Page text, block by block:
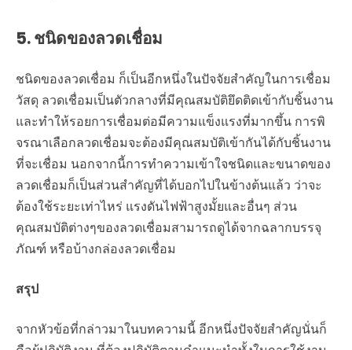
5. ชนิดของลวดเชื่อม
ชนิดของลวดเชื่อม ก็เป็นอีกหนึ่งในปัจจัยสำคัญในการเชื่อม
วัสดุ ลวดเชื่อมเป็นตัวกลางที่มีคุณสมบัติยึดติดเข้ากับชิ้นงาน
และทำให้รอยการเชื่อมต่อมีความแข็งแรงที่มากขึ้น การพิ
จรณาเลือกลวดเชื่อมจะต้องมีคุณสมบัติเข้ากันได้กับชิ้นงาน
ที่จะเชื่อม นอกจากนี้การทำความเข้าใจชนิดและขนาดของ
ลวดเชื่อมก็เป็นส่วนสำคัญที่ได้บอกไปในข้างต้นแล้ว ว่าจะ
ต้องใช้ระยะเท่าไหร่ แรงดันไฟฟ้าสูงมั้ยและอื่นๆ ส่วน
คุณสมบัติต่างๆของลวดเชื่อมสามารถดูได้จากฉลากบรรจุ
ภัณฑ์ หรือบ้างกล่องลวดเชื่อม
สรุป
จากหัวข้อที่กล่าวมาในบทความนี้ อีกหนึ่งปัจจัยสำคัญนั่นก็